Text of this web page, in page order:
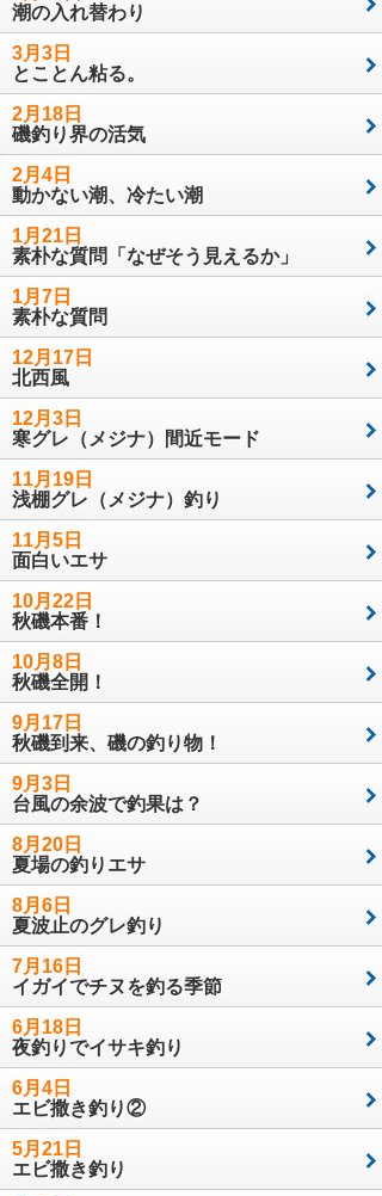
潮の入れ替わり
3月3日
とことん粘る。
2月18日
磯釣り界の活気
2月4日
動かない潮、冷たい潮
1月21日
素朴な質問「なぜそう見えるか」
1月7日
素朴な質問
12月17日
北西風
12月3日
寒グレ（メジナ）間近モード
11月19日
浅棚グレ（メジナ）釣り
11月5日
面白いエサ
10月22日
秋磯本番！
10月8日
秋磯全開！
9月17日
秋磯到来、磯の釣り物！
9月3日
台風の余波で釣果は？
8月20日
夏場の釣りエサ
8月6日
夏波止のグレ釣り
7月16日
イガイでチヌを釣る季節
6月18日
夜釣りでイサキ釣り
6月4日
エビ撒き釣り②
5月21日
エビ撒き釣り